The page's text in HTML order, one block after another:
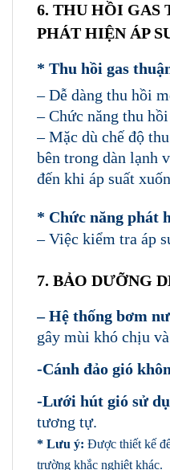
6. THU HỒI GAS
PHÁT HIỆN ÁP
* Thu hồi gas
– Dễ dàng thu hồi
– Chức năng thu
– Mặc dù chế độ
bên trong dàn lạnh
đến khi áp suất
* Chức năng phát
– Việc kiểm tra áp
7. BẢO DƯỠNG
– Hệ thống bơm
gây mùi khó chịu
-Cánh đảo gió
-Lưới hút gió sử
tương tự.
* Lưu ý: Được thiết kế
trường khắc nghiệt khác.